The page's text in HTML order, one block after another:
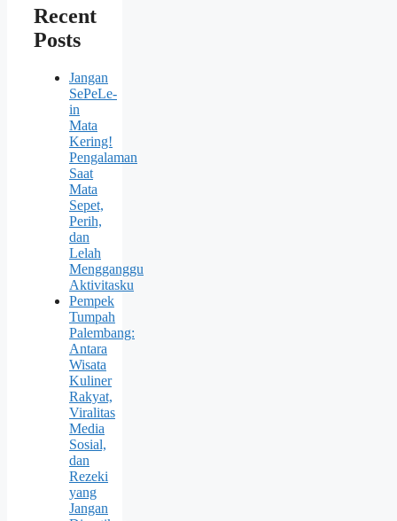
Recent
Posts
Jangan
SePeLe-
in
Mata
Kering!
Pengalaman
Saat
Mata
Sepet,
Perih,
dan
Lelah
Mengganggu
Aktivitasku
Pempek
Tumpah
Palembang:
Antara
Wisata
Kuliner
Rakyat,
Viralitas
Media
Sosial,
dan
Rezeki
yang
Jangan